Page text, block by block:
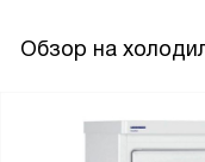
сохраняет, занимает
настроил
устанавливать все
Обзор на